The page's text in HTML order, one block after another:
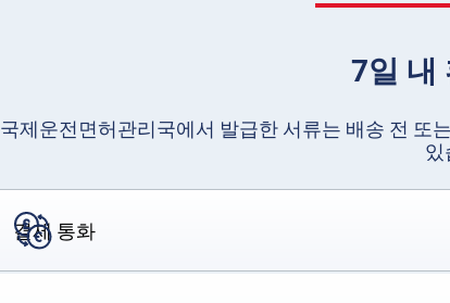
7일 내
국제운전면허관리국에서 발급한 서류는 배송 전 또
있
결제 통화